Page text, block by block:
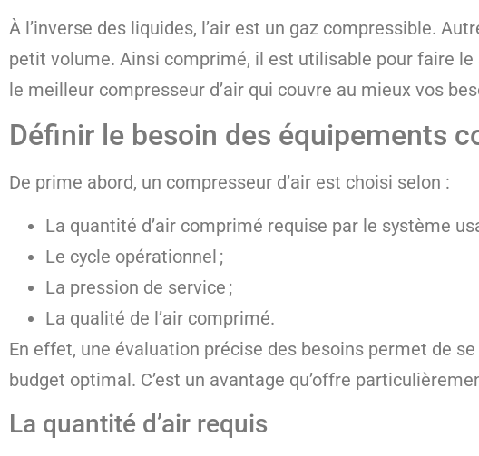
À l’inverse des liquides, l’air est un gaz compressible.
petit volume. Ainsi comprimé, il est utilisable pour faire
le meilleur compresseur d’air qui couvre au mieux vos
Définir le besoin des équipements
De prime abord, un compresseur d’air est choisi selon :
La quantité d’air comprimé requise par le système
Le cycle opérationnel ;
La pression de service ;
La qualité de l’air comprimé.
En effet, une évaluation précise des besoins permet de
budget optimal. C’est un avantage qu’offre
La quantité d’air requis